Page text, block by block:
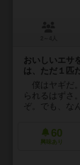
おいしいエサ
は、ただ１匹
僕はヤギだ
られるはずさ
ぞ。でも、な
60
興味あり